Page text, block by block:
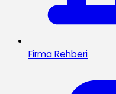
Firma Rehberi